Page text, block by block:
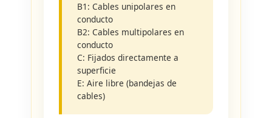
B1: Cables unipolares en
conducto
B2: Cables multipolares en
conducto
C: Fijados directamente a
superficie
E: Aire libre (bandejas de
cables)